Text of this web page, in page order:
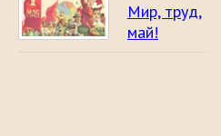
Мир, труд,
май!